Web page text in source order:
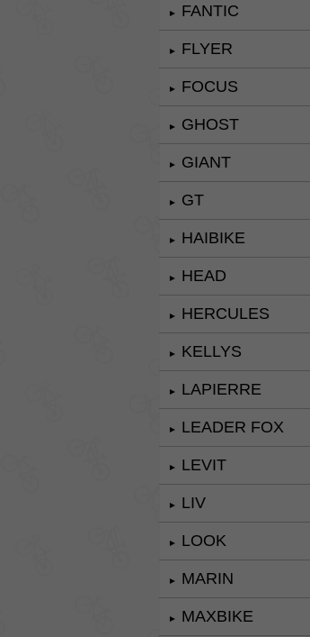
► FANTIC
► FLYER
► FOCUS
► GHOST
► GIANT
► GT
► HAIBIKE
► HEAD
► HERCULES
► KELLYS
► LAPIERRE
► LEADER FOX
► LEVIT
► LIV
► LOOK
► MARIN
► MAXBIKE